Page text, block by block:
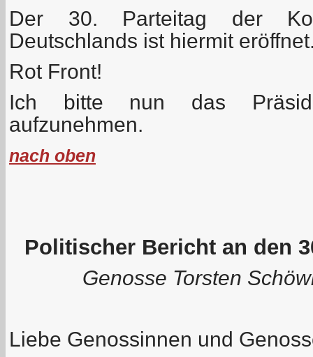
Der 30. Parteitag der
Deutschlands ist hiermit
Rot Front!
Ich bitte nun das
aufzunehmen.
nach oben
Politischer Bericht an den
Genosse Torsten
Liebe Genossinnen und